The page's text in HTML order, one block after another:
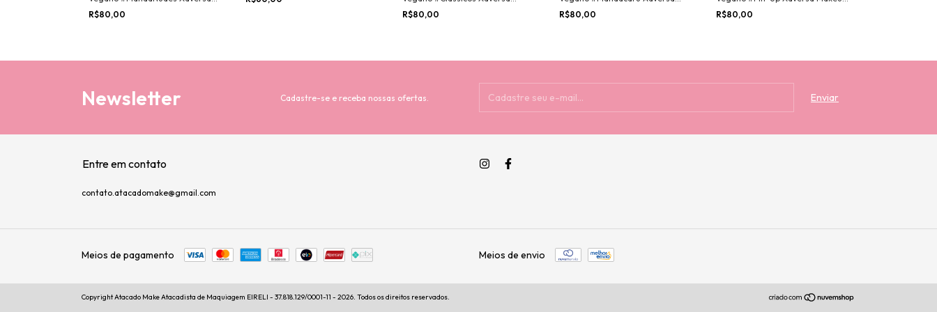
Makeup - POR COR
R$80,00
Makeup - POR COR
R$80,00
Makeup - POR COR
R$80,00
- POR COR
R$80,00
Newsletter Cadastre-se e receba nossas ofertas.
Entre em contato
contato.atacadomake@gmail.com
Meios de pagamento Meios de envio
Copyright Atacado Make Atacadista de Maquiagem EIRELI - 37.818.129/0001-11 - 2026. Todos os direitos reservados.